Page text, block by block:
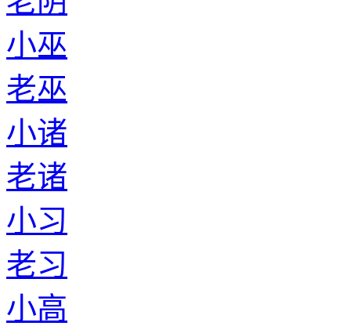
小巫
老巫
小诸
老诸
小习
老习
小高